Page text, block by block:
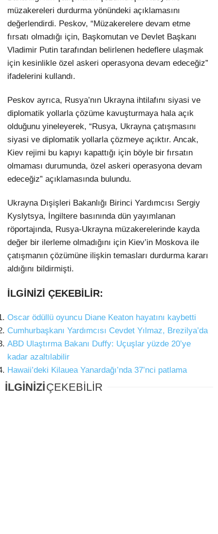
müzakereleri durdurma yönündeki açıklamasını
değerlendirdi. Peskov, “Müzakerelere devam etme
fırsatı olmadığı için, Başkomutan ve Devlet Başkanı
Vladimir Putin tarafından belirlenen hedeflere ulaşmak
için kesinlikle özel askeri operasyona devam edeceğiz”
ifadelerini kullandı.
Peskov ayrıca, Rusya’nın Ukrayna ihtilafını siyasi ve
diplomatik yollarla çözüme kavuşturmaya hala açık
olduğunu yineleyerek, “Rusya, Ukrayna çatışmasını
siyasi ve diplomatik yollarla çözmeye açıktır. Ancak,
Kiev rejimi bu kapıyı kapattığı için böyle bir fırsatın
olmaması durumunda, özel askeri operasyona devam
edeceğiz” açıklamasında bulundu.
Ukrayna Dışişleri Bakanlığı Birinci Yardımcısı Sergiy
Kyslytsya, İngiltere basınında dün yayımlanan
röportajında, Rusya-Ukrayna müzakerelerinde kayda
değer bir ilerleme olmadığını için Kiev’in Moskova ile
çatışmanın çözümüne ilişkin temasları durdurma kararı
aldığını bildirmişti.
İLGİNİZİ ÇEKEBİLİR:
Oscar ödüllü oyuncu Diane Keaton hayatını kaybetti
Cumhurbaşkanı Yardımcısı Cevdet Yılmaz, Brezilya’da
ABD Ulaştırma Bakanı Duffy: Uçuşlar yüzde 20’ye
kadar azaltılabilir
Hawaii’deki Kilauea Yanardağı’nda 37’nci patlama
İLGİNİZİÇEKEBİLİR